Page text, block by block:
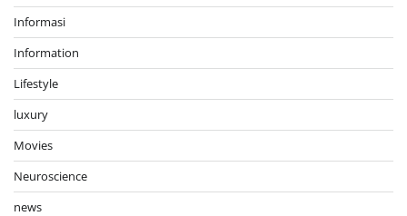
Informasi
Information
Lifestyle
luxury
Movies
Neuroscience
news